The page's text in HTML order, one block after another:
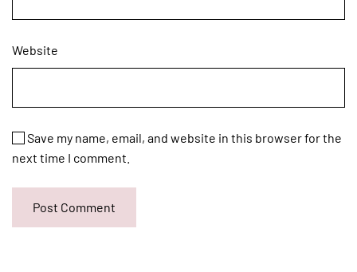
Website
Save my name, email, and website in this browser for the
next time I comment.
Post Comment